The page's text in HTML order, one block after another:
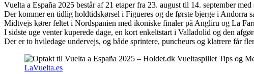
Vuelta a España 2025 består af 21 etaper fra 23. august til 14. september
Der kommer en tidlig holdtidskørsel i Figueres og de første bjerge i Andorra
Midtvejs kører feltet i Nordspanien med ikoniske finaler på Angliru og La
I sidste uge venter kuperede dage, en kort enkeltstart i Valladolid og den
Der er to hviledage undervejs, og både sprintere, puncheurs og klatrere får
LaVuelta.es